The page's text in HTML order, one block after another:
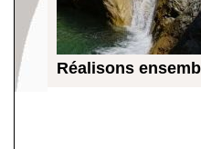
Réalisons